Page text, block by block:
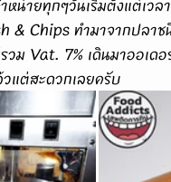
หน่ายทุกๆวันเริ่มตั้งแต่เ
& Chips ทำมาจากปล
วม Vat. 7% เดินมาออเ
แต่สะดวกเลยครับ